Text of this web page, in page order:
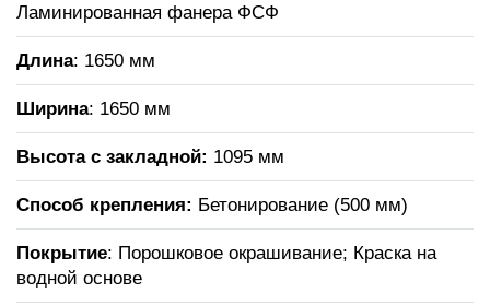
Ламинированная фанера ФСФ
Длина: 1650 мм
Ширина: 1650 мм
Высота с закладной: 1095 мм
Способ крепления: Бетонирование (500 мм)
Покрытие: Порошковое окрашивание; Краска на
водной основе